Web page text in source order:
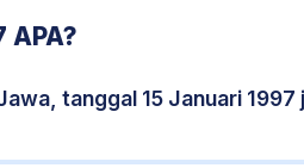
APA?
tanggal 15 Januari